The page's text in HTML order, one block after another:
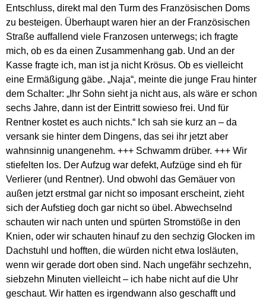
Entschluss, direkt mal den Turm des Französischen Doms
zu besteigen. Überhaupt waren hier an der Französischen
Straße auffallend viele Franzosen unterwegs; ich fragte
mich, ob es da einen Zusammenhang gab. Und an der
Kasse fragte ich, man ist ja nicht Krösus. Ob es vielleicht
eine Ermäßigung gäbe. „Naja“, meinte die junge Frau hinter
dem Schalter: „Ihr Sohn sieht ja nicht aus, als wäre er schon
sechs Jahre, dann ist der Eintritt sowieso frei. Und für
Rentner kostet es auch nichts.“ Ich sah sie kurz an – da
versank sie hinter dem Dingens, das sei ihr jetzt aber
wahnsinnig unangenehm. +++ Schwamm drüber. +++ Wir
stiefelten los. Der Aufzug war defekt, Aufzüge sind eh für
Verlierer (und Rentner). Und obwohl das Gemäuer von
außen jetzt erstmal gar nicht so imposant erscheint, zieht
sich der Aufstieg doch gar nicht so übel. Abwechselnd
schauten wir nach unten und spürten Stromstöße in den
Knien, oder wir schauten hinauf zu den sechzig Glocken im
Dachstuhl und hofften, die würden nicht etwa losläuten,
wenn wir gerade dort oben sind. Nach ungefähr sechzehn,
siebzehn Minuten vielleicht – ich habe nicht auf die Uhr
geschaut. Wir hatten es irgendwann also geschafft und